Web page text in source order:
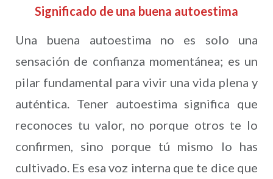
Significado de una buena autoestima
Una buena autoestima no es solo una
sensación de confianza momentánea; es un
pilar fundamental para vivir una vida plena y
auténtica. Tener autoestima significa que
reconoces tu valor, no porque otros te lo
confirmen, sino porque tú mismo lo has
cultivado. Es esa voz interna que te dice que